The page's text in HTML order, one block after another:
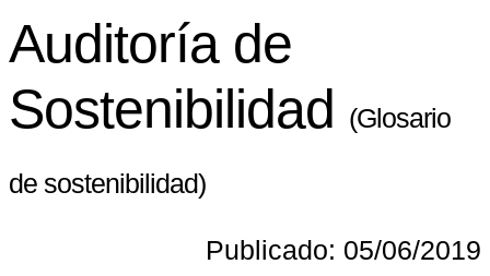
Auditoría de
Sostenibilidad (Glosario
de sostenibilidad)
Publicado: 05/06/2019